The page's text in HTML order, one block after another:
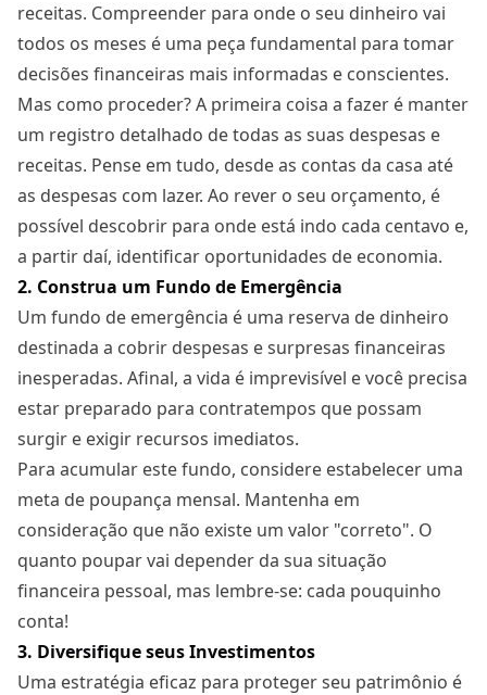
receitas. Compreender para onde o seu dinheiro vai
todos os meses é uma peça fundamental para tomar
decisões financeiras mais informadas e conscientes.
Mas como proceder? A primeira coisa a fazer é manter
um registro detalhado de todas as suas despesas e
receitas. Pense em tudo, desde as contas da casa até
as despesas com lazer. Ao rever o seu orçamento, é
possível descobrir para onde está indo cada centavo e,
a partir daí, identificar oportunidades de economia.
2. Construa um Fundo de Emergência
Um fundo de emergência é uma reserva de dinheiro
destinada a cobrir despesas e surpresas financeiras
inesperadas. Afinal, a vida é imprevisível e você precisa
estar preparado para contratempos que possam
surgir e exigir recursos imediatos.
Para acumular este fundo, considere estabelecer uma
meta de poupança mensal. Mantenha em
consideração que não existe um valor "correto". O
quanto poupar vai depender da sua situação
financeira pessoal, mas lembre-se: cada pouquinho
conta!
3. Diversifique seus Investimentos
Uma estratégia eficaz para proteger seu patrimônio é